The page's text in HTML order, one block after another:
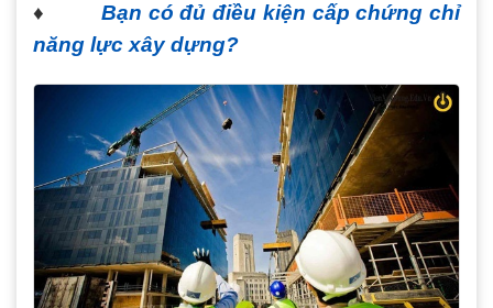
♦Bạn có đủ điều kiện cấp chứng chỉ
năng lực xây dựng?